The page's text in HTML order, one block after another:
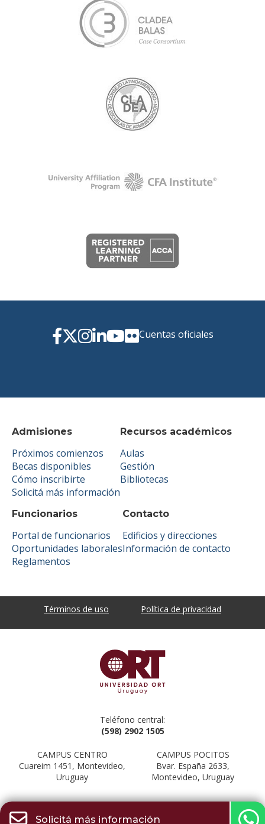
Solicitá más información
Admisiones
Próximos comienzos
Becas disponibles
Cómo inscribirte
Solicitá más información
Recursos académicos
Aulas
Gestión
Bibliotecas
Funcionarios
Portal de funcionarios
Oportunidades laborales
Reglamentos
Contacto
Edificios y direcciones
Información de contacto
Cuentas oficiales
Términos de uso Política de privacidad
Teléfono central:
(598) 2902 1505
CAMPUS CENTRO
Cuareim 1451, Montevideo,
Uruguay
CAMPUS POCITOS
Bvar. España 2633,
Montevideo, Uruguay